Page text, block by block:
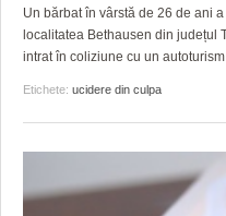
Un bărbat în vârstă de 26 de ani
localitatea Bethausen din județul
intrat în coliziune cu un
Etichete: ucidere din culpa